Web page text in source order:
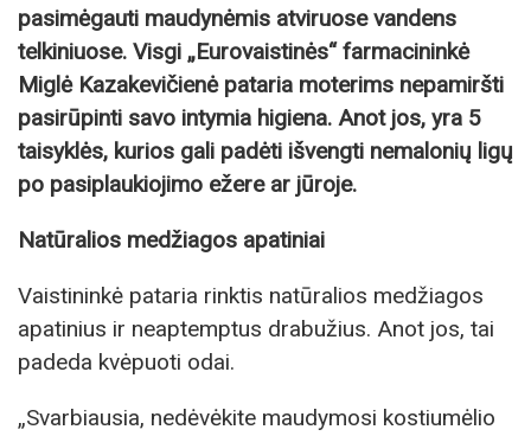
pasimėgauti maudynėmis atviruose vandens
telkiniuose. Visgi „Eurovaistinės“ farmacininkė
Miglė Kazakevičienė pataria moterims nepamiršti
pasirūpinti savo intymia higiena. Anot jos, yra 5
taisyklės, kurios gali padėti išvengti nemalonių ligų
po pasiplaukiojimo ežere ar jūroje.
Natūralios medžiagos apatiniai
Vaistininkė pataria rinktis natūralios medžiagos
apatinius ir neaptemptus drabužius. Anot jos, tai
padeda kvėpuoti odai.
„Svarbiausia, nedėvėkite maudymosi kostiumėlio